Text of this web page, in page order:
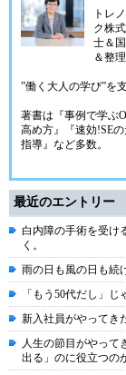
トレ
ク株式
士＆
＆整
”働く大人の学び”を
著書は『事例で学ぶ
高め方』『速効!SE
指導』など多数。
最近のエントリー
白内障の手術を受け
く。
雨の日も風の日も続
「もう50代だし」
新入社員がやってき
人生の節目がやって
出る」のに役立つの